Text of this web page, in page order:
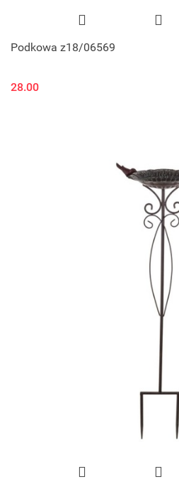
Podkowa z18/06569
28.00